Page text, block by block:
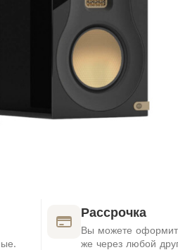
Рассрочка
Вы можете
же через любой